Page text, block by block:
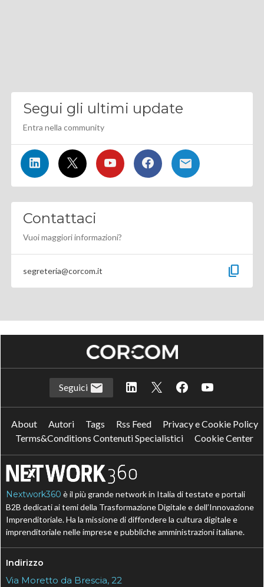
Segui gli ultimi update
Entra nella community
Contattaci
Vuoi maggiori informazioni?
segreteria@corcom.it content_copy
Seguici
About Autori Tags Rss Feed
Privacy e Cookie Policy
Terms&Conditions Contenuti Specialistici
Cookie Center
Nextwork360 è il più grande network in Italia di testate e portali
B2B dedicati ai temi della Trasformazione Digitale e dell’Innovazione
Imprenditoriale. Ha la missione di diffondere la cultura digitale e
imprenditoriale nelle imprese e pubbliche amministrazioni italiane.
Indirizzo
Via Moretto da Brescia, 22